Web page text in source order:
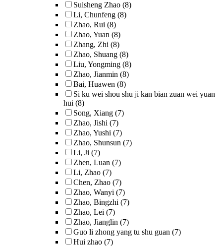
Suisheng Zhao (8)
Li, Chunfeng (8)
Zhao, Rui (8)
Zhao, Yuan (8)
Zhang, Zhi (8)
Zhao, Shuang (8)
Liu, Yongming (8)
Zhao, Jianmin (8)
Bai, Huawen (8)
Si ku wei shou shu ji kan bian zuan wei yuan
hui (8)
Song, Xiang (7)
Zhao, Jishi (7)
Zhao, Yushi (7)
Zhao, Shunsun (7)
Li, Ji (7)
Zhen, Luan (7)
Li, Zhao (7)
Chen, Zhao (7)
Zhao, Wanyi (7)
Zhao, Bingzhi (7)
Zhao, Lei (7)
Zhao, Jianglin (7)
Guo li zhong yang tu shu guan (7)
Hui zhao (7)